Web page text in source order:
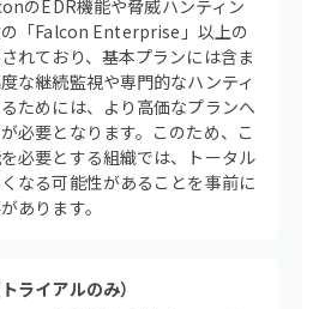
のEDR機能や脅威ハンティン
「Falcon Enterprise」以上の
れており、基本プランには含ま
な継続監視や専門的なハンティ
ためには、より高価なプランへ
必要となります。このため、こ
必要とする組織では、トータル
なる可能性があることを事前に
あります。
ライアルのみ）